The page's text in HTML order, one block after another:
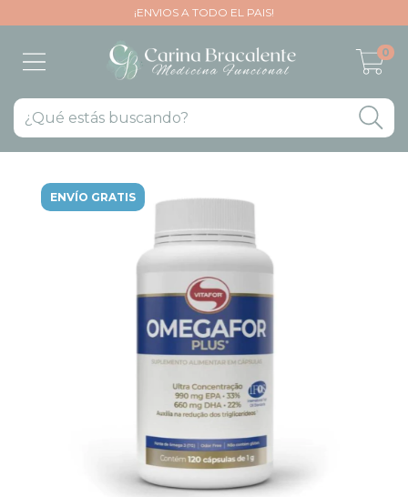
¡ENVIOS A TODO EL PAIS!
0
ENVÍO GRATIS